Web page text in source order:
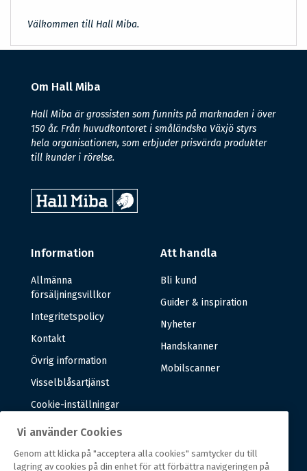
Välkommen till Hall Miba.
Om Hall Miba
Hall Miba är grossisten som funnits på marknaden i över
150 år. Från huvudkontoret i småländska Växjö styrs
hela organisationen, som erbjuder prisvärda produkter
till kunder i rörelse.
Information
Allmänna
försäljningsvillkor
Integritetspolicy
Kontakt
Övrig information
Visselblåsartjänst
Cookie-inställningar
Att handla
Bli kund
Guider & inspiration
Nyheter
Handskanner
Mobilscanner
Vi använder Cookies
Genom att klicka på "acceptera alla cookies" samtycker du till
lagring av cookies på din enhet för att förbättra navigeringen på